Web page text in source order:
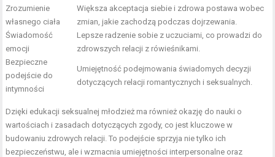
Zrozumienie
własnego ciała
Większa akceptacja siebie i zdrowa postawa wobec
zmian, jakie zachodzą podczas dojrzewania.
Świadomość
emocji
Lepsze radzenie sobie z uczuciami, co prowadzi do
zdrowszych relacji z rówieśnikami.
Bezpieczne
podejście do
intymności
Umiejętność podejmowania świadomych decyzji
dotyczących relacji romantycznych i seksualnych.
Dzięki edukacji seksualnej młodzież ma również okazję do nauki o
wartościach i zasadach dotyczących zgody, co jest kluczowe w
budowaniu zdrowych relacji. To podejście sprzyja nie tylko ich
bezpieczeństwu, ale i wzmacnia umiejętności interpersonalne oraz